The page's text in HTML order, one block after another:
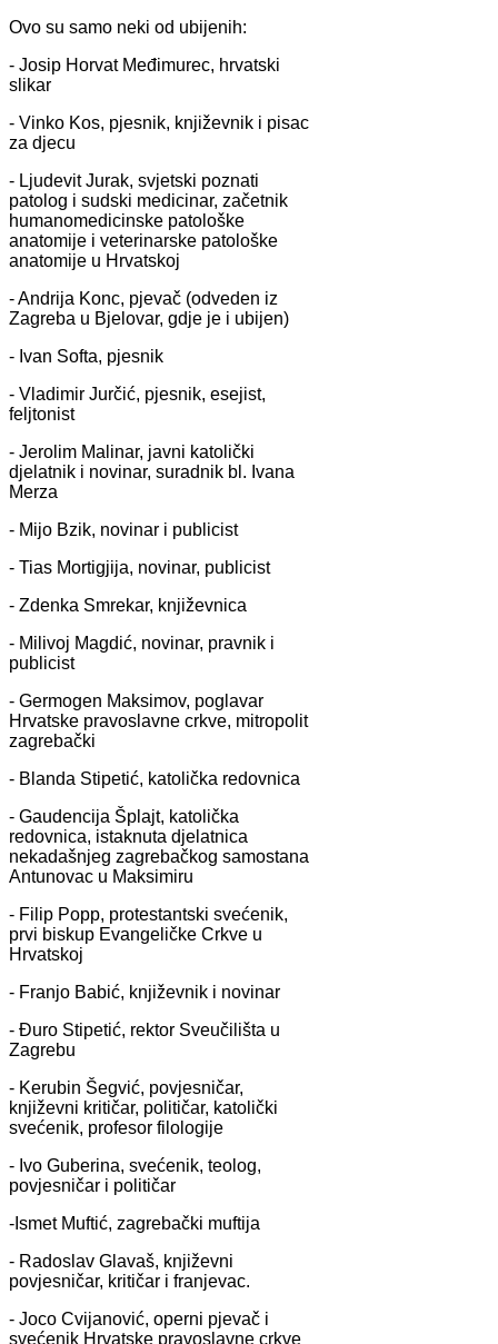
Ovo su samo neki od ubijenih:
- Josip Horvat Međimurec, hrvatski
slikar
- Vinko Kos, pjesnik, književnik i pisac
za djecu
- Ljudevit Jurak, svjetski poznati
patolog i sudski medicinar, začetnik
humanomedicinske patološke
anatomije i veterinarske patološke
anatomije u Hrvatskoj
- Andrija Konc, pjevač (odveden iz
Zagreba u Bjelovar, gdje je i ubijen)
- Ivan Softa, pjesnik
- Vladimir Jurčić, pjesnik, esejist,
feljtonist
- Jerolim Malinar, javni katolički
djelatnik i novinar, suradnik bl. Ivana
Merza
- Mijo Bzik, novinar i publicist
- Tias Mortigjija, novinar, publicist
- Zdenka Smrekar, književnica
- Milivoj Magdić, novinar, pravnik i
publicist
- Germogen Maksimov, poglavar
Hrvatske pravoslavne crkve, mitropolit
zagrebački
- Blanda Stipetić, katolička redovnica
- Gaudencija Šplajt, katolička
redovnica, istaknuta djelatnica
nekadašnjeg zagrebačkog samostana
Antunovac u Maksimiru
- Filip Popp, protestantski svećenik,
prvi biskup Evangeličke Crkve u
Hrvatskoj
- Franjo Babić, književnik i novinar
- Đuro Stipetić, rektor Sveučilišta u
Zagrebu
- Kerubin Šegvić, povjesničar,
književni kritičar, političar, katolički
svećenik, profesor filologije
- Ivo Guberina, svećenik, teolog,
povjesničar i političar
-Ismet Muftić, zagrebački muftija
- Radoslav Glavaš, književni
povjesničar, kritičar i franjevac.
- Joco Cvijanović, operni pjevač i
svećenik Hrvatske pravoslavne crkve